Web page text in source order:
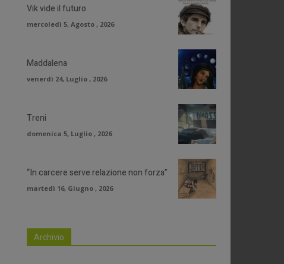
Vik vide il futuro
mercoledì 5, Agosto , 2026
Maddalena
venerdì 24, Luglio , 2026
Treni
domenica 5, Luglio , 2026
“In carcere serve relazione non forza”
martedì 16, Giugno , 2026
Archivio